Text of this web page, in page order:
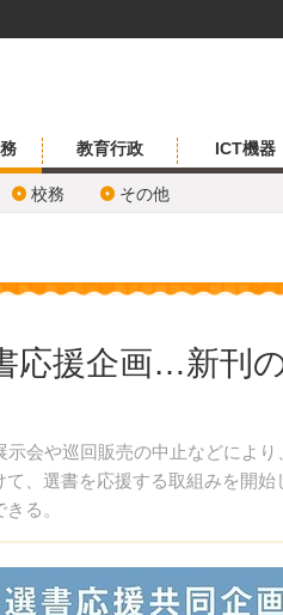
校務 その他
教育行政 ICT機器
応援企画…新刊
会や巡回販売の中止などにより
、選書を応援する取組みを開始
る。